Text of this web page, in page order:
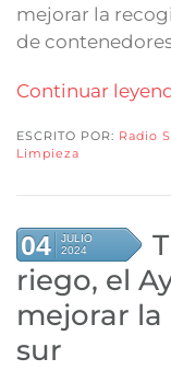
mejorar la
de
Continuar
ESCRITO POR: Radio
Limpieza
04
JULIO
2024
riego, el
mejorar
sur